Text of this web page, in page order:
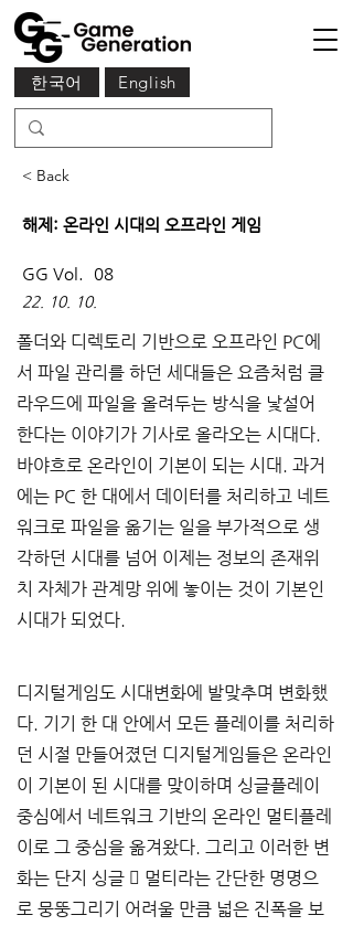
English
한국어
< Back
해제: 온라인 시대의 오프라인 게임
GG Vol. 08
22. 10. 10.
폴더와 디렉토리 기반으로 오프라인 PC에
서 파일 관리를 하던 세대들은 요즘처럼 클
라우드에 파일을 올려두는 방식을 낯설어
한다는 이야기가 기사로 올라오는 시대다.
바야흐로 온라인이 기본이 되는 시대. 과거
에는 PC 한 대에서 데이터를 처리하고 네트
워크로 파일을 옮기는 일을 부가적으로 생
각하던 시대를 넘어 이제는 정보의 존재위
치 자체가 관계망 위에 놓이는 것이 기본인
시대가 되었다.
디지털게임도 시대변화에 발맞추며 변화했
다. 기기 한 대 안에서 모든 플레이를 처리하
던 시절 만들어졌던 디지털게임들은 온라인
이 기본이 된 시대를 맞이하며 싱글플레이
중심에서 네트워크 기반의 온라인 멀티플레
이로 그 중심을 옮겨왔다. 그리고 이러한 변
화는 단지 싱글  멀티라는 간단한 명명으
로 뭉뚱그리기 어려울 만큼 넓은 진폭을 보